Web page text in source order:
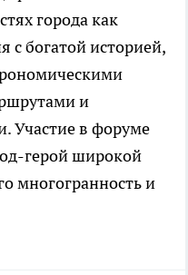
города как
с богатой историей,
и
Участие в форуме
герой широкой
многогранность и